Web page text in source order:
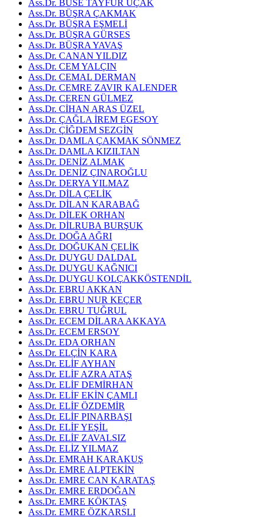
Ass.Dr. BUSE TAYFUR UÇAK
Ass.Dr. BÜŞRA ÇAKMAK
Ass.Dr. BÜŞRA EŞMELİ
Ass.Dr. BÜŞRA GÜRSES
Ass.Dr. BÜŞRA YAVAŞ
Ass.Dr. CANAN YILDIZ
Ass.Dr. CEM YALÇIN
Ass.Dr. CEMAL DERMAN
Ass.Dr. CEMRE ZAVIR KALENDER
Ass.Dr. CEREN GÜLMEZ
Ass.Dr. CİHAN ARAS ÜZEL
Ass.Dr. ÇAĞLA İREM EGESOY
Ass.Dr. ÇİĞDEM SEZGİN
Ass.Dr. DAMLA ÇAKMAK SÖNMEZ
Ass.Dr. DAMLA KIZILTAN
Ass.Dr. DENİZ ALMAK
Ass.Dr. DENİZ ÇINAROĞLU
Ass.Dr. DERYA YILMAZ
Ass.Dr. DİLA ÇELİK
Ass.Dr. DİLAN KARABAĞ
Ass.Dr. DİLEK ORHAN
Ass.Dr. DİLRUBA BURŞUK
Ass.Dr. DOĞA AĞRI
Ass.Dr. DOĞUKAN ÇELİK
Ass.Dr. DUYGU DALDAL
Ass.Dr. DUYGU KAĞNICI
Ass.Dr. DUYGU KOLÇAKKÖSTENDİL
Ass.Dr. EBRU AKKAN
Ass.Dr. EBRU NUR KEÇER
Ass.Dr. EBRU TUĞRUL
Ass.Dr. ECEM DİLARA AKKAYA
Ass.Dr. ECEM ERSOY
Ass.Dr. EDA ORHAN
Ass.Dr. ELÇİN KARA
Ass.Dr. ELİF AYHAN
Ass.Dr. ELİF AZRA ATAŞ
Ass.Dr. ELİF DEMİRHAN
Ass.Dr. ELİF EKİN ÇAMLI
Ass.Dr. ELİF ÖZDEMİR
Ass.Dr. ELİF PINARBAŞI
Ass.Dr. ELİF YEŞİL
Ass.Dr. ELİF ZAVALSIZ
Ass.Dr. ELİZ YILMAZ
Ass.Dr. EMRAH KARAKUŞ
Ass.Dr. EMRE ALPTEKİN
Ass.Dr. EMRE CAN KARATAŞ
Ass.Dr. EMRE ERDOĞAN
Ass.Dr. EMRE KÖKTAŞ
Ass.Dr. EMRE ÖZKARSLI